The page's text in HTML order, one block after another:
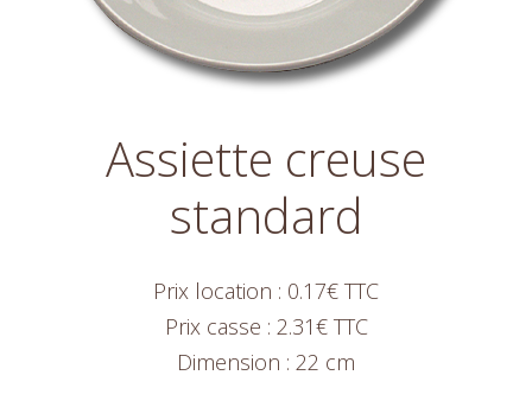
Assiette creuse
standard
Prix location : 0.17€ TTC
Prix casse : 2.31€ TTC
Dimension : 22 cm